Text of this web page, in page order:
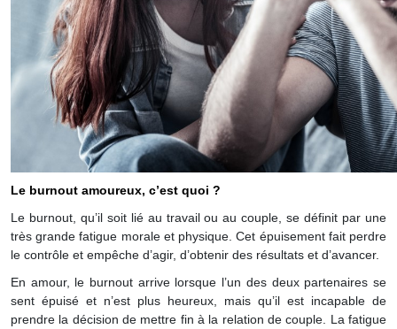
Le burnout amoureux, c’est quoi ?
Le burnout, qu’il soit lié au travail ou au couple, se définit par une
très grande fatigue morale et physique. Cet épuisement fait perdre
le contrôle et empêche d’agir, d’obtenir des résultats et d’avancer.
En amour, le burnout arrive lorsque l’un des deux partenaires se
sent épuisé et n’est plus heureux, mais qu’il est incapable de
prendre la décision de mettre fin à la relation de couple. La fatigue